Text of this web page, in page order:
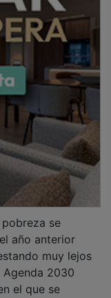
con
de Bancos
la situación de
una
Estas familias
para tener
poder hacer
pueden ser
costes
porque muchas
unas